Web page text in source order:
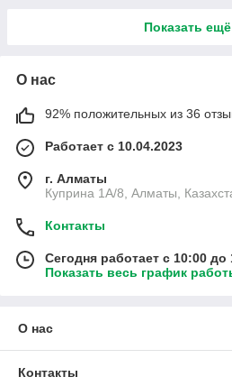
Показать ещё
О нас
92% положительных из 36
Работает с 10.04.2023
г. Алматы
Куприна 1A/8, Алматы,
Контакты
Сегодня работает с 10:00 до
Показать весь график
О нас
Контакты